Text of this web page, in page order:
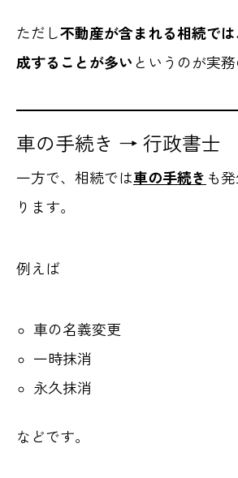
ただし不動産が含まれる相続で
成することが多いというのが実務
車の手続き → 行政書士
一方で、相続では車の手続き も
ります。
例えば
車の名義変更
一時抹消
永久抹消
などです。